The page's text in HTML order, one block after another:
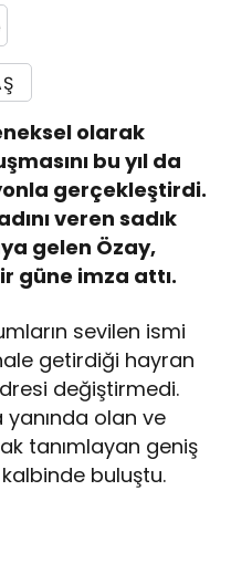
olarak
bu yıl da
gerçekleştirdi.
veren sadık
gelen Özay,
güne imza attı.
sevilen ismi
getirdiği hayran
değiştirmedi.
yanında olan ve
tanımlayan geniş
buluştu.